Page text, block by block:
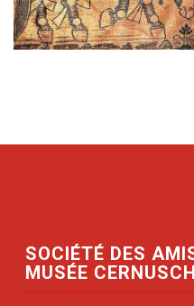
SOCIÉTÉ DES
MUSÉE